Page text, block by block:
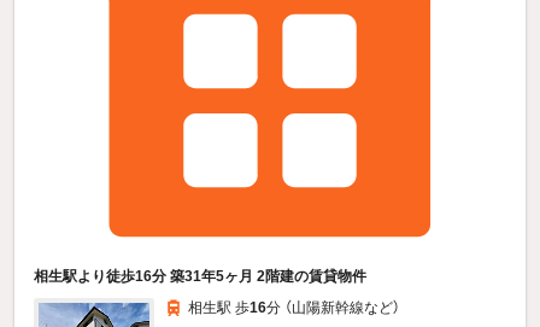
相生駅より徒歩16分 築31年5ヶ月 2階建の賃貸物件
相生駅 歩16分 （山陽新幹線など）